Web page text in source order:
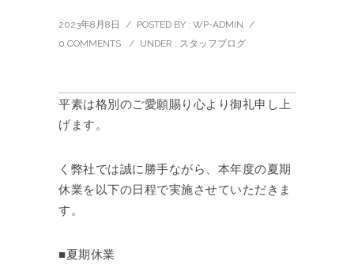
2023年8月8日 / POSTED BY : WP-ADMIN /
0 COMMENTS
/ UNDER : スタッフブログ
平素は格別のご愛願賜り心より御礼申し上
げます。
く弊社では誠に勝手ながら、本年度の夏期
休業を以下の日程で実施させていただきま
す。
■夏期休業